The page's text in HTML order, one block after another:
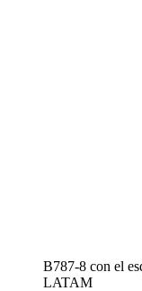
B787-8 con el
LATAM